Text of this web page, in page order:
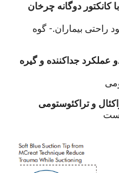
دوگانه چرخان
- گوه
جداکننده و گیره
و تراکئوستومی